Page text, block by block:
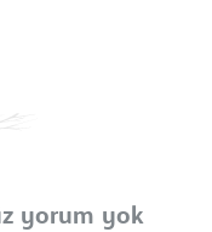
yorum yok